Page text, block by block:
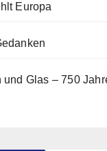
Europa
und Glas – 750